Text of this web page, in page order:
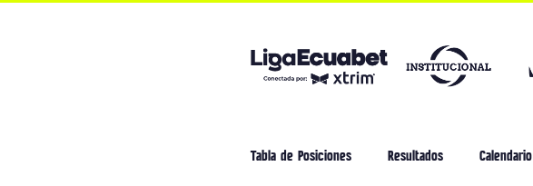
Tabla de Posiciones Resultados Calendario